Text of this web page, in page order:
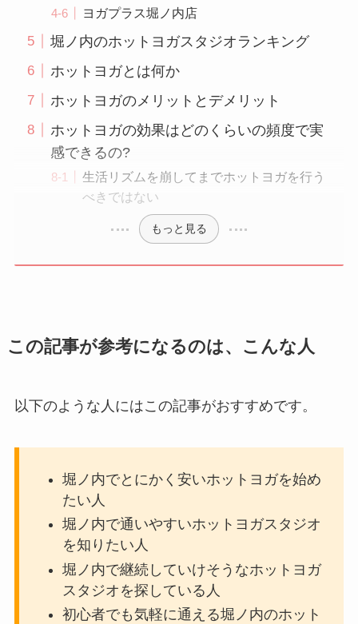
ヨガプラス堀ノ内店
堀ノ内のホットヨガスタジオランキング
ホットヨガとは何か
ホットヨガのメリットとデメリット
ホットヨガの効果はどのくらいの頻度で実
感できるの?
生活リズムを崩してまでホットヨガを行う
べきではない
もっと見る
この記事が参考になるのは、こんな人
以下のような人にはこの記事がおすすめです。
堀ノ内でとにかく安いホットヨガを始め
たい人
堀ノ内で通いやすいホットヨガスタジオ
を知りたい人
堀ノ内で継続していけそうなホットヨガ
スタジオを探している人
初心者でも気軽に通える堀ノ内のホット